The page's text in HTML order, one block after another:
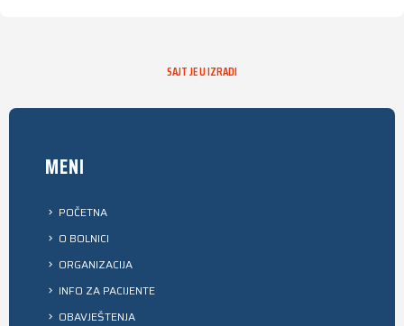
SAJT JE U IZRADI
MENI
POČETNA
O BOLNICI
ORGANIZACIJA
INFO ZA PACIJENTE
OBAVJEŠTENJA